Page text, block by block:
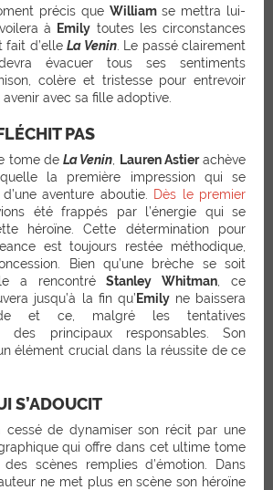
précis que Williamse mettra lui-
à
Emily toutes les circonstances
fait d’elleLa Venin. Le passé clairement
évacuer tous ses sentiments
colère et tristesse pour entrevoir
avenir avec sa fille adoptive.
PAS
tome deLa Venin Lauren Astierachève
la première impression qui se
aventure aboutie.
Dès le premier
été frappés par l’énergie qui se
héroïne. Cette détermination pour
est toujours restée méthodique,
Bien qu’une brèche se soit
a rencontréStanley Whitman , ce
jusqu’à la fin qu’ Emilyne baissera
et ce, malgré les tentatives
des principaux responsables. Son
élément crucial dans la réussite de ce
S’ADOUCIT
cessé de dynamiser son récit par une
qui offre dans cet ultime tome
scènes remplies d’émotion. Dans
ne met plus en scène son héroïne